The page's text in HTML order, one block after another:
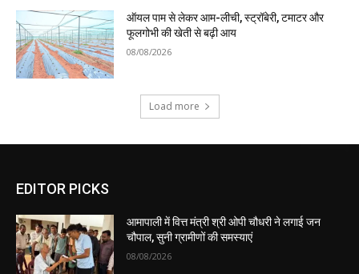
ऑयल पाम से लेकर आम-लीची, स्ट्रॉबेरी, टमाटर और
फूलगोभी की खेती से बढ़ी आय
08/08/2026
Load more
EDITOR PICKS
आमापाली में वित्त मंत्री श्री ओपी चौधरी ने लगाई जन
चौपाल, सुनी ग्रामीणों की समस्याएं
08/08/2026